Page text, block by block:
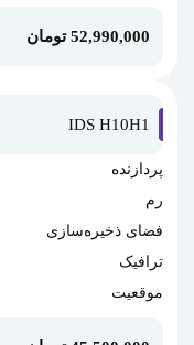
52,990,000 تومان
IDS H10H1
پردازنده
رم
فضای ذخیره‌سازی
ترافیک
موقعیت